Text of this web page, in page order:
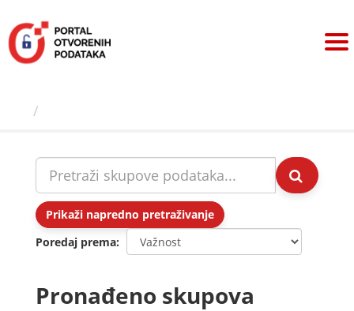
sadržaj
Prikaži napredno pretraživanje
Poredaj prema
Pronađeno skupova